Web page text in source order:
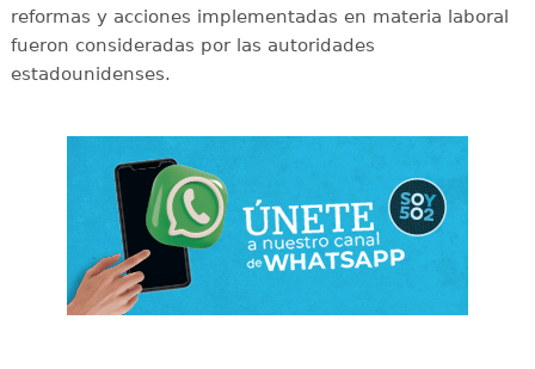
reformas y acciones implementadas en materia laboral
fueron consideradas por las autoridades
estadounidenses.